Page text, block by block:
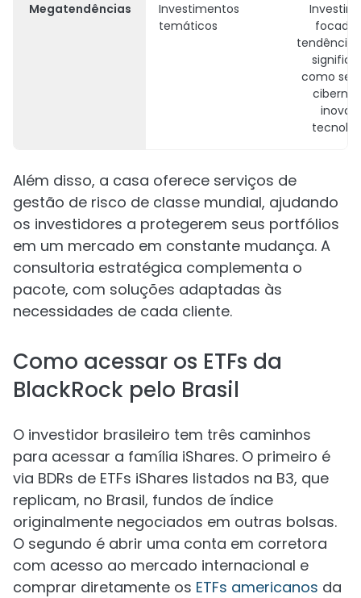
Megatendências
Investimentos
temáticos
como
Além disso, a casa oferece serviços de
gestão de risco de classe mundial, ajudando
os investidores a protegerem seus portfólios
em um mercado em constante mudança. A
consultoria estratégica complementa o
pacote, com soluções adaptadas às
necessidades de cada cliente.
Como acessar os ETFs da
BlackRock pelo Brasil
O investidor brasileiro tem três caminhos
para acessar a família iShares. O primeiro é
via BDRs de ETFs iShares listados na B3, que
replicam, no Brasil, fundos de índice
originalmente negociados em outras bolsas.
O segundo é abrir uma conta em corretora
com acesso ao mercado internacional e
comprar diretamente os ETFs americanos da